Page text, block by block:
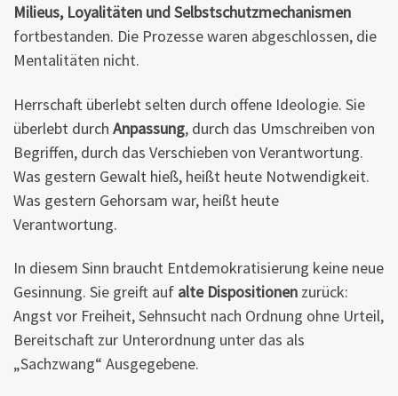
Milieus, Loyalitäten und Selbstschutzmechanismen
fortbestanden. Die Prozesse waren abgeschlossen, die
Mentalitäten nicht.
Herrschaft überlebt selten durch offene Ideologie. Sie
überlebt durch Anpassung, durch das Umschreiben von
Begriffen, durch das Verschieben von Verantwortung.
Was gestern Gewalt hieß, heißt heute Notwendigkeit.
Was gestern Gehorsam war, heißt heute
Verantwortung.
In diesem Sinn braucht Entdemokratisierung keine neue
Gesinnung. Sie greift auf alte Dispositionen zurück:
Angst vor Freiheit, Sehnsucht nach Ordnung ohne Urteil,
Bereitschaft zur Unterordnung unter das als
„Sachzwang“ Ausgegebene.